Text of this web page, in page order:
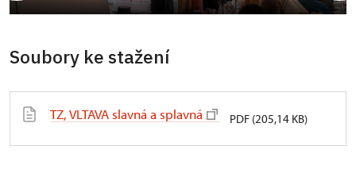
Soubory ke stažení
TZ, VLTAVA slavná a splavná PDF (205,14 KB)